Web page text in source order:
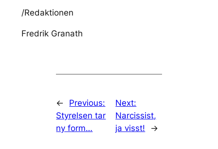
/Redaktionen
Fredrik Granath
←
Previous:
Styrelsen tar
ny form…
Next:
Narcissist,
ja visst!
→